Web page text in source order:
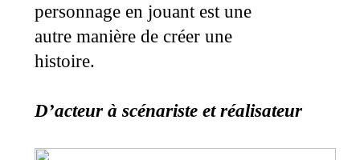
personnage en jouant est une
autre manière de créer une
histoire.
D’acteur à scénariste et réalisateur